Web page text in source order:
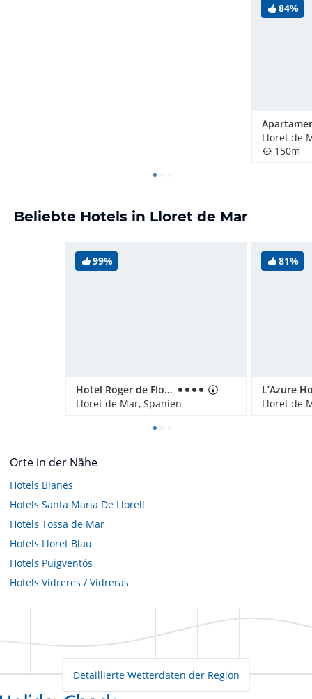
84%
Lloret de
150m
Beliebte Hotels in Lloret de Mar
99%
Hotel Roger de Flor Seleqtta
Lloret de Mar, Spanien
81%
L’Azure
Lloret de
Orte in der Nähe
Hotels Blanes
Hotels Santa Maria De Llorell
Hotels Tossa de Mar
Hotels Lloret Blau
Hotels Puigventós
Hotels Vidreres / Vidreras
Detaillierte Wetterdaten der Region